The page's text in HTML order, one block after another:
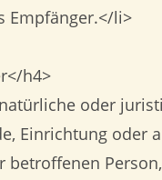
Empfänger.</li>
h4>
oder
Einrichtung oder
betroffenen